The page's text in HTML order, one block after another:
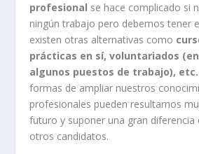
profesional se hace complicado si
ningún trabajo pero debemos tener
existen otras alternativas como
prácticas en sí, voluntariados
algunos puestos de trabajo),
formas de ampliar nuestros
profesionales pueden resultarnos
futuro y suponer una gran
otros candidatos.